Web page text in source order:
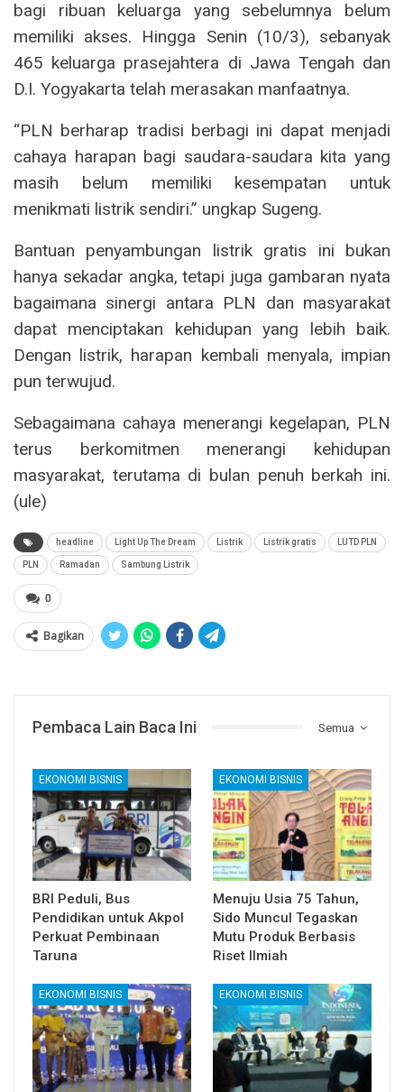
bagi ribuan keluarga yang sebelumnya belum
memiliki akses. Hingga Senin (10/3), sebanyak
465 keluarga prasejahtera di Jawa Tengah dan
D.I. Yogyakarta telah merasakan manfaatnya.
“PLN berharap tradisi berbagi ini dapat menjadi
cahaya harapan bagi saudara-saudara kita yang
masih belum memiliki kesempatan untuk
menikmati listrik sendiri.” ungkap Sugeng.
Bantuan penyambungan listrik gratis ini bukan
hanya sekadar angka, tetapi juga gambaran nyata
bagaimana sinergi antara PLN dan masyarakat
dapat menciptakan kehidupan yang lebih baik.
Dengan listrik, harapan kembali menyala, impian
pun terwujud.
Sebagaimana cahaya menerangi kegelapan, PLN
terus berkomitmen menerangi kehidupan
masyarakat, terutama di bulan penuh berkah ini.
(ule)
headline Light Up The Dream Listrik Listrik gratis LUTD PLN
PLN Ramadan Sambung Listrik
0
Bagikan
Semua
Pembaca Lain Baca Ini
EKONOMI BISNIS
BRI Peduli, Bus
Pendidikan untuk Akpol
Perkuat Pembinaan
Taruna
EKONOMI BISNIS
Menuju Usia 75 Tahun,
Sido Muncul Tegaskan
Mutu Produk Berbasis
Riset Ilmiah
EKONOMI BISNIS EKONOMI BISNIS